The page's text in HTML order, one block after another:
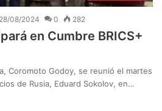
28/08/2024 0 282
en Cumbre BRICS+
Coromoto Godoy, se reunió el martes
de Rusia, Eduard Sokolov, en…